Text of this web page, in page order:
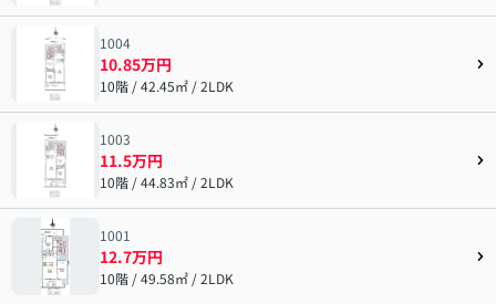
1004
10.85万円
10階 / 42.45㎡ / 2LDK
1003
11.5万円
10階 / 44.83㎡ / 2LDK
1001
12.7万円
10階 / 49.58㎡ / 2LDK